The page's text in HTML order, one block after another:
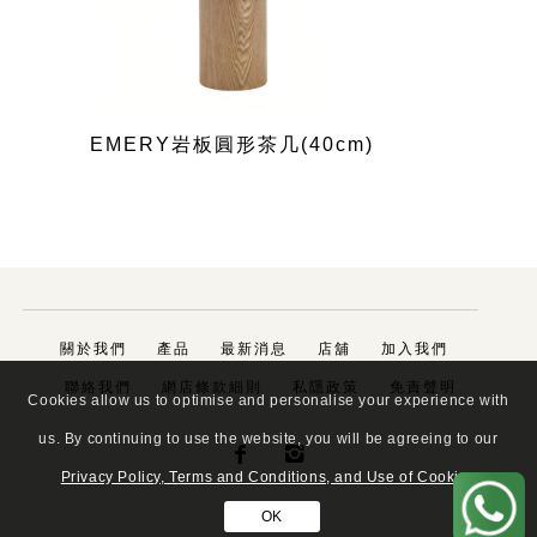
EMERY岩板圓形茶几(40cm)
關於我們 產品 最新消息 店舖 加入我們
聯絡我們 網店條款細則 私隱政策 免責聲明
 
Cookies allow us to optimise and personalise your experience with
us. By continuing to use the website, you will be agreeing to our
Privacy Policy, Terms and Conditions, and Use of Cookies
OK